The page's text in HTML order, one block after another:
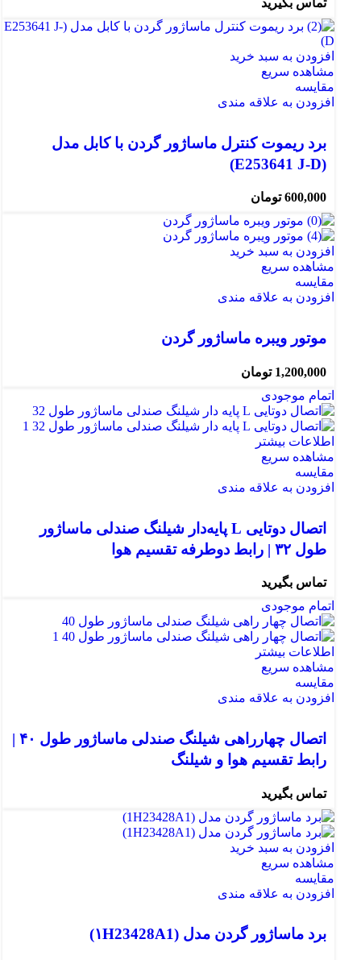
تماس بگیرید
افزودن به سبد خرید
مشاهده سریع
مقایسه
افزودن به علاقه مندی
برد ریموت کنترل ماساژور گردن با کابل مدل
(E253641 J-D)
600,000 تومان
افزودن به سبد خرید
مشاهده سریع
مقایسه
افزودن به علاقه مندی
موتور ویبره ماساژور گردن
1,200,000 تومان
اتمام موجودی
اطلاعات بیشتر
مشاهده سریع
مقایسه
افزودن به علاقه مندی
اتصال دوتایی L پایه‌دار شیلنگ صندلی ماساژور
طول ۳۲ | رابط دوطرفه تقسیم هوا
تماس بگیرید
اتمام موجودی
اطلاعات بیشتر
مشاهده سریع
مقایسه
افزودن به علاقه مندی
اتصال چهارراهی شیلنگ صندلی ماساژور طول ۴۰ |
رابط تقسیم هوا و شیلنگ
تماس بگیرید
افزودن به سبد خرید
مشاهده سریع
مقایسه
افزودن به علاقه مندی
برد ماساژور گردن مدل (۱H23428A1)